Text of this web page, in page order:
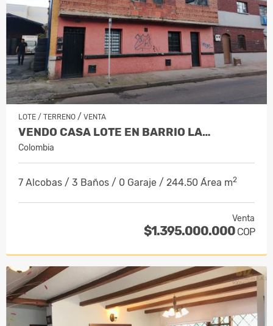
LOTE / TERRENO / VENTA
VENDO CASA LOTE EN BARRIO LA…
Colombia
7 Alcobas / 3 Baños / 0 Garaje / 244.50 Área m2
Venta
$1.395.000.000 COP